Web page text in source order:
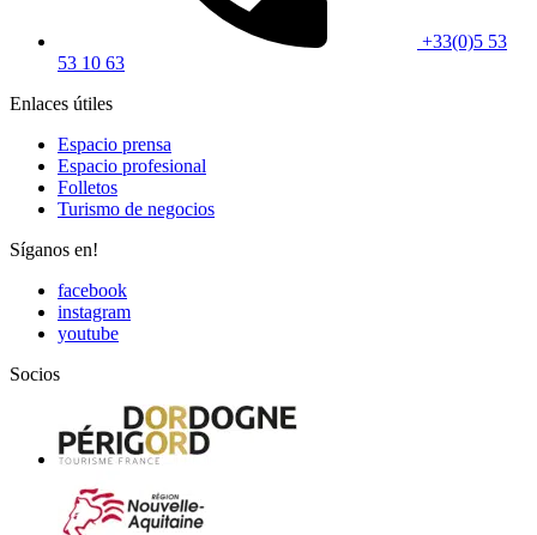
+33(0)5 53
53 10 63
Enlaces útiles
Espacio prensa
Espacio profesional
Folletos
Turismo de negocios
Síganos en!
facebook
instagram
youtube
Socios